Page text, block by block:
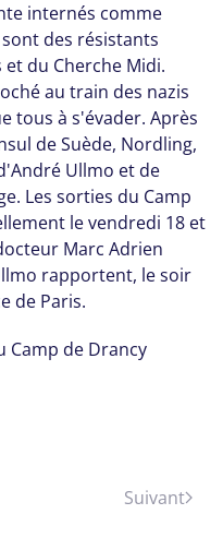
internés comme
des résistants
du Cherche Midi.
au train des nazis
tous à s'évader. Après
de Suède, Nordling,
Ullmo et de
Les sorties du Camp
le vendredi 18 et
Marc Adrien
rapportent, le soir
de Paris.
Camp de Drancy
Suivant